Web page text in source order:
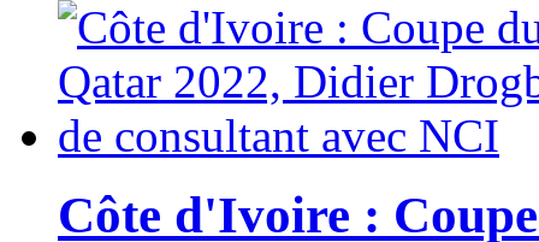
Côte d'Ivoire :